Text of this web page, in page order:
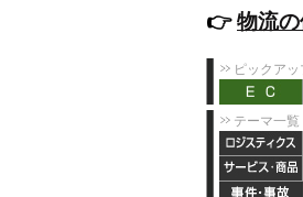
👉️物流
ピックア
テーマ一覧